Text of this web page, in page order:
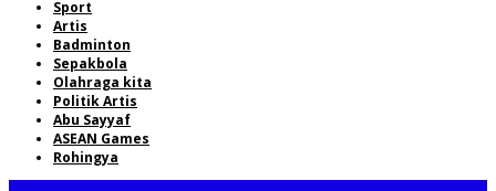
Sport
Artis
Badminton
Sepakbola
Olahraga kita
Politik Artis
Abu Sayyaf
ASEAN Games
Rohingya